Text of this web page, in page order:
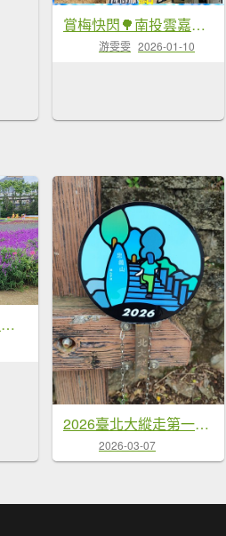
賞梅快閃🌳南投雲嘉彰化小百岳-百大步道
游雯雯 2026-01-10
臺北大縱走第七段&第八段
2026臺北大縱走第一段&第二段
2026-03-07